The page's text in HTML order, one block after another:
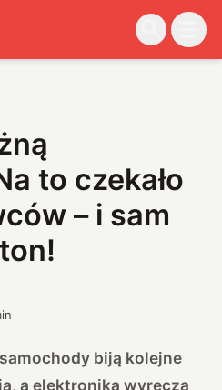
to czekało
– i sam
biją kolejne
a elektronika wyręcza